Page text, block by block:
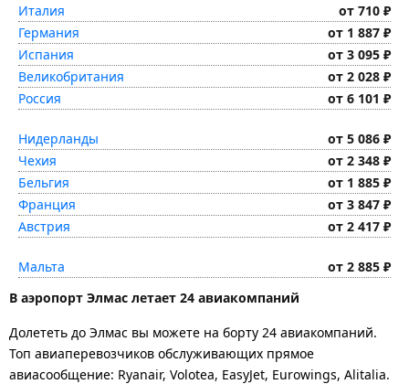
Италия
от 710 ₽
Германия
от 1 887 ₽
Испания
от 3 095 ₽
Великобритания
от 2 028 ₽
Россия
от 6 101 ₽
Нидерланды
от 5 086 ₽
Чехия
от 2 348 ₽
Бельгия
от 1 885 ₽
Франция
от 3 847 ₽
Австрия
от 2 417 ₽
Мальта
от 2 885 ₽
В аэропорт Элмас летает 24 авиакомпаний
Долететь до Элмас вы можете на борту 24 авиакомпаний.
Топ авиаперевозчиков обслуживающих прямое
авиасообщение: Ryanair, Volotea, EasyJet, Eurowings, Alitalia.